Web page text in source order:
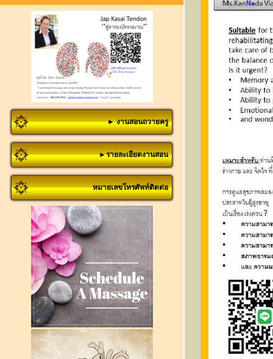
► งานสอนถวายครู
►รายละเอียดงานสอน
หมายเลขโทรศัพท์ติดต่อ